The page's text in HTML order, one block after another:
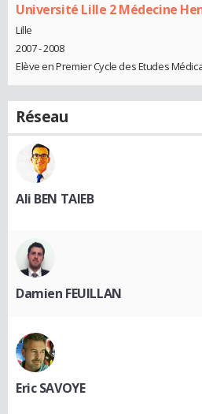
Université Lille 2 Médecine
Lille
2007 - 2008
Elève en Premier Cycle des Etudes
Réseau
Ali BEN TAIEB
Damien FEUILLAN
Eric SAVOYE